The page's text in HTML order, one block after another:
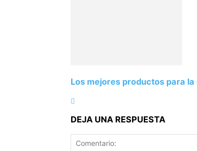
Los mejores productos para
DEJA UNA RESPUESTA